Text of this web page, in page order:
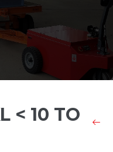
< 10 TO